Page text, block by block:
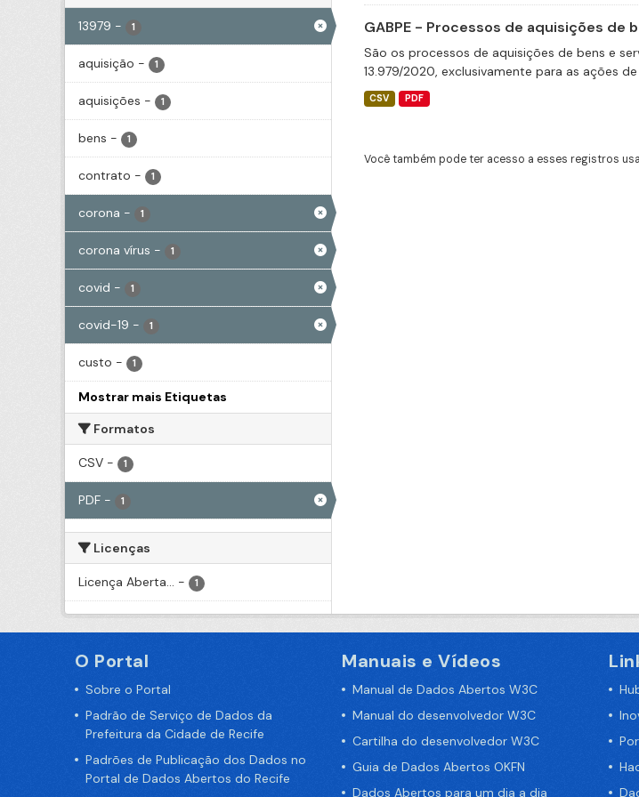
13979 - 1
aquisição - 1
aquisições - 1
bens - 1
contrato - 1
corona - 1
corona vírus - 1
covid - 1
covid-19 - 1
custo - 1
Mostrar mais Etiquetas
Formatos
CSV - 1
PDF - 1
Licenças
Licença Aberta... - 1
GABPE - Processos de aquisições de
São os processos de aquisições de bens e
13.979/2020, exclusivamente para as ações
CSV PDF
Você também pode ter acesso a esses registros
O Portal
Sobre o Portal
Padrão de Serviço de Dados da
Prefeitura da Cidade de Recife
Padrões de Publicação dos Dados no
Portal de Dados Abertos do Recife
Manuais e Vídeos
Manual de Dados Abertos W3C
Manual do desenvolvedor W3C
Cartilha do desenvolvedor W3C
Guia de Dados Abertos OKFN
Dados Abertos para um dia a dia